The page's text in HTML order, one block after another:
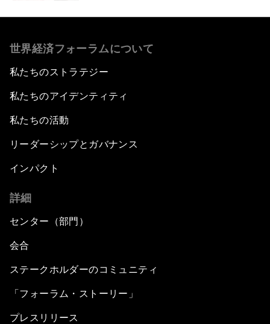
世界経済フォーラムについて
私たちのストラテジー
私たちのアイデンティティ
私たちの活動
リーダーシップとガバナンス
インパクト
詳細
センター（部門）
会合
ステークホルダーのコミュニティ
「フォーラム・ストーリー」
プレスリリース